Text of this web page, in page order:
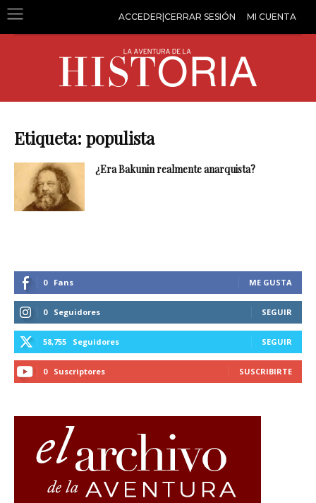
ACCEDER|CERRAR SESIÓN MI CUENTA
Etiqueta: populista
¿Era Bakunin realmente anarquista?
0 Fans ME GUSTA
0 Seguidores SEGUIR
58,755 Seguidores SEGUIR
0 Suscriptores SUSCRIBIRTE